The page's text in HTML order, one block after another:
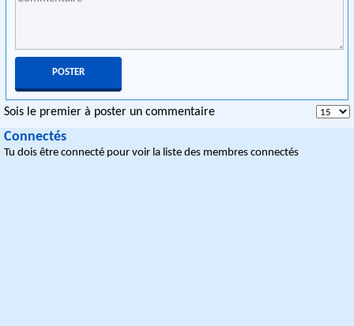
Sois le premier à poster un commentaire
Connectés
Tu dois être connecté pour voir la liste des membres connectés